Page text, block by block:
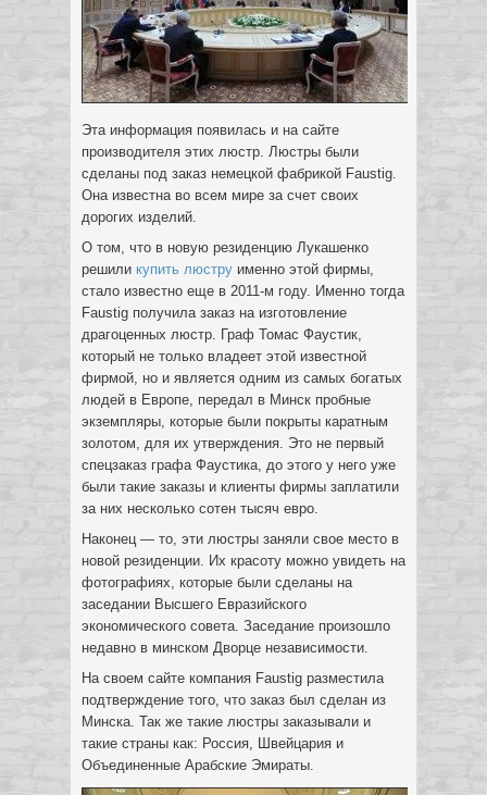
Эта информация появилась и на сайте
производителя этих люстр. Люстры были
сделаны под заказ немецкой фабрикой Faustig.
Она известна во всем мире за счет своих
дорогих изделий.
О том, что в новую резиденцию Лукашенко
решили купить люстру именно этой фирмы,
стало известно еще в 2011-м году. Именно тогда
Faustig получила заказ на изготовление
драгоценных люстр. Граф Томас Фаустик,
который не только владеет этой известной
фирмой, но и является одним из самых богатых
людей в Европе, передал в Минск пробные
экземпляры, которые были покрыты каратным
золотом, для их утверждения. Это не первый
спецзаказ графа Фаустика, до этого у него уже
были такие заказы и клиенты фирмы заплатили
за них несколько сотен тысяч евро.
Наконец — то, эти люстры заняли свое место в
новой резиденции. Их красоту можно увидеть на
фотографиях, которые были сделаны на
заседании Высшего Евразийского
экономического совета. Заседание произошло
недавно в минском Дворце независимости.
На своем сайте компания Faustig разместила
подтверждение того, что заказ был сделан из
Минска. Так же такие люстры заказывали и
такие страны как: Россия, Швейцария и
Объединенные Арабские Эмираты.